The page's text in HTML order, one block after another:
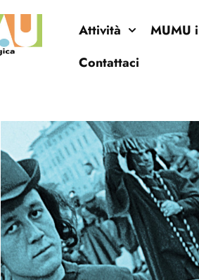
Attività MUMU
Contattaci